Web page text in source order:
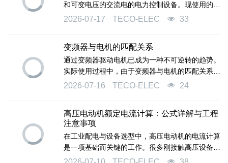
和可变电压的交流电的电力控制设备。现使用的变
频器主要采用交—直—交方式（VVVF变频或矢量
可控制的交流电源以供给电动机。
2026-07-17 TECO-ELEC 33
变频器与电机的匹配关系
通过变频器驱动电机已成为一种不可逆转的趋势。
实际使用过程中，由于变频器与电机的匹配关系不
太合理，往往会导致一些问题的发生。选择变频器
2026-07-16 TECO-ELEC 24
高压电动机额定电流计算：公式详解与工程
注意事项
在工业配电与设备选型中，高压电动机的电流计算
是一项基础而关键的工作。很多刚接触高压设备的
朋友会觉得它很复杂，其实它的核心逻辑与普通低